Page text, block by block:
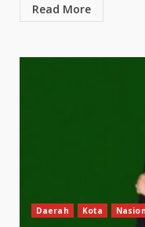
Read More
Daerah Kota